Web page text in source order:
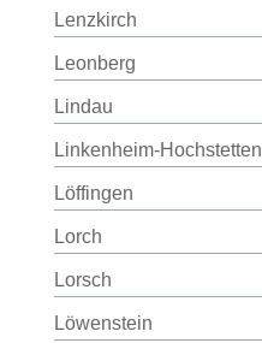
Lenzkirch
Leonberg
Lindau
Linkenheim-Hochstetten
Löffingen
Lorch
Lorsch
Löwenstein